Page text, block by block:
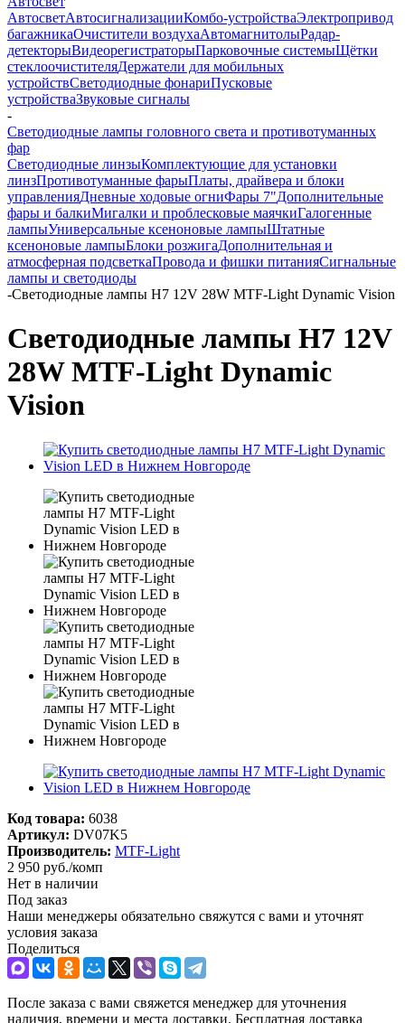
АвтосветАвтосигнализацииКомбо-устройстваЭлектропривод
багажникаОчистители воздухаАвтомагнитолыРадар-
детекторыВидеорегистраторыПарковочные системыЩётки
стеклоочистителяДержатели для мобильных
устройствСветодиодные фонариПусковые
устройстваЗвуковые сигналы
-
Светодиодные лампы головного света и противотуманных
фар
Светодиодные линзыКомплектующие для установки
линзПротивотуманные фарыПлаты, драйвера и блоки
управленияДневные ходовые огниФары 7"Дополнительные
фары и балкиМигалки и проблесковые маячкиГалогенные
лампыУниверсальные ксеноновые лампыШтатные
ксеноновые лампыБлоки розжигаДополнительная и
атмосферная подсветкаПровода и фишки питанияCигнальные
лампы и светодиоды
-Светодиодные лампы H7 12V 28W MTF-Light Dynamic Vision
Светодиодные лампы H7 12V
28W MTF-Light Dynamic
Vision
Код товара: 6038
Артикул: DV07K5
Производитель: MTF-Light
2 950 руб./комп
Нет в наличии
Под заказ
Наши менеджеры обязательно свяжутся с вами и уточнят
условия заказа
Поделиться
После заказа с вами свяжется менеджер для уточнения
наличия, времени и места доставки. Бесплатная доставка